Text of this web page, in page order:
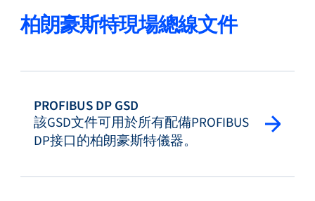
柏朗豪斯特現場總線文件
PROFIBUS DP GSD
該GSD文件可用於所有配備PROFIBUS
DP接口的柏朗豪斯特儀器。